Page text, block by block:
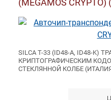
(MEGAMOS CRYPTO)
SILCA T-33 (ID48-A, ID48-K)
КРИПТОГРАФИЧЕСКИМ КОДОМ
СТЕКЛЯННОЙ КОЛБЕ